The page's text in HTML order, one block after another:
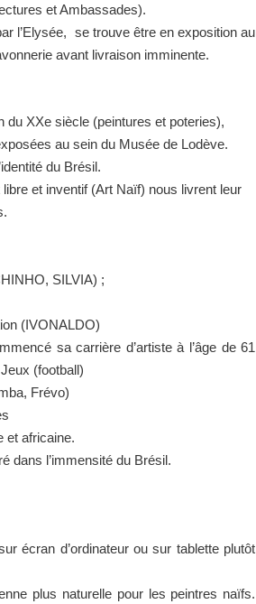
et Ambassades).
l’Elysée, se trouve être en exposition au
avant livraison imminente.
du XXe siècle (peintures et poteries),
au sein du Musée de Lodève.
du Brésil.
libre et inventif (Art Naïf) nous livrent leur
SILVIA) ;
(IVONALDO)
sa carrière d’artiste à l’âge de 61
(football)
Frévo)
et africaine.
dans l’immensité du Brésil.
écran d’ordinateur ou sur tablette plutôt
plus naturelle pour les peintres naïfs.